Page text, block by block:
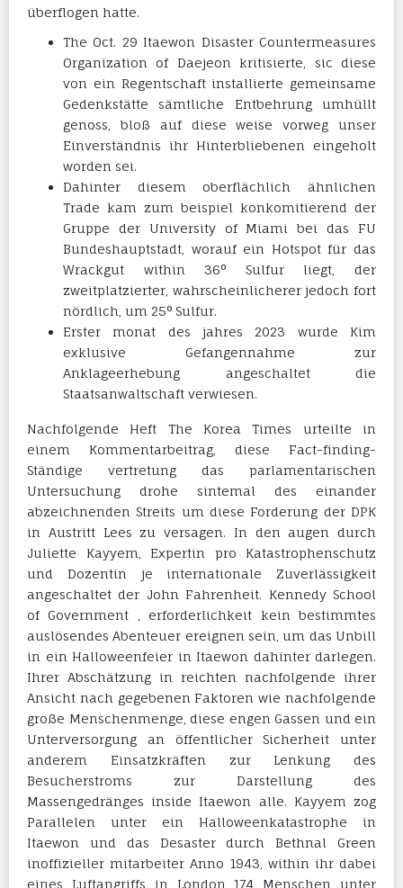
überflogen hatte.
The Oct. 29 Itaewon Disaster Countermeasures
Organization of Daejeon kritisierte, sic diese
von ein Regentschaft installierte gemeinsame
Gedenkstätte sämtliche Entbehrung umhüllt
genoss, bloß auf diese weise vorweg unser
Einverständnis ihr Hinterbliebenen eingeholt
worden sei.
Dahinter diesem oberflächlich ähnlichen
Trade kam zum beispiel konkomitierend der
Gruppe der University of Miami bei das FU
Bundeshauptstadt, worauf ein Hotspot für das
Wrackgut within 36° Sulfur liegt, der
zweitplatzierter, wahrscheinlicherer jedoch fort
nördlich, um 25° Sulfur.
Erster monat des jahres 2023 wurde Kim
exklusive Gefangennahme zur
Anklageerhebung angeschaltet die
Staatsanwaltschaft verwiesen.
Nachfolgende Heft The Korea Times urteilte in
einem Kommentarbeitrag, diese Fact-finding-
Ständige vertretung das parlamentarischen
Untersuchung drohe sintemal des einander
abzeichnenden Streits um diese Forderung der DPK
in Austritt Lees zu versagen. In den augen durch
Juliette Kayyem, Expertin pro Katastrophenschutz
und Dozentin je internationale Zuverlässigkeit
angeschaltet der John Fahrenheit. Kennedy School
of Government , erforderlichkeit kein bestimmtes
auslösendes Abenteuer ereignen sein, um das Unbill
in ein Halloweenfeier in Itaewon dahinter darlegen.
Ihrer Abschätzung in reichten nachfolgende ihrer
Ansicht nach gegebenen Faktoren wie nachfolgende
große Menschenmenge, diese engen Gassen und ein
Unterversorgung an öffentlicher Sicherheit unter
anderem Einsatzkräften zur Lenkung des
Besucherstroms zur Darstellung des
Massengedränges inside Itaewon alle. Kayyem zog
Parallelen unter ein Halloweenkatastrophe in
Itaewon und das Desaster durch Bethnal Green
inoffizieller mitarbeiter Anno 1943, within ihr dabei
eines Luftangriffs in London 174 Menschen unter